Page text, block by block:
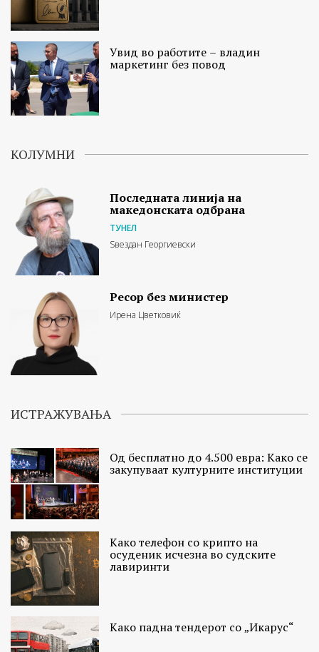
Увид во работите – владин
маркетинг без повод
КОЛУМНИ
Последната линија на
македонската одбрана
ТУНЕЛ
Ѕвездан Георгиевски
Ресор без министер
Ирена Цветковиќ
ИСТРАЖУВАЊА
Од бесплатно до 4.500 евра: Како се
закупуваат културните институции
Како телефон со крипто на
осуденик исчезна во судските
лавиринти
Како падна тендерот со „Икарус“